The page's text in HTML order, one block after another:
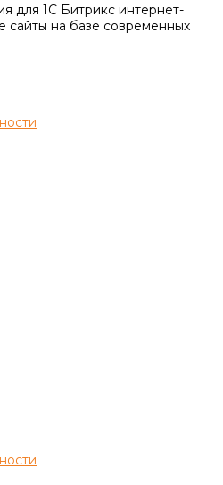
для 1С Битрикс интернет-
сайты на базе современных